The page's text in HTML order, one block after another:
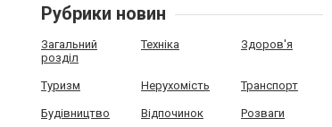
Рубрики новин
Загальний
розділ
Техніка Здоров'я
Туризм Нерухомість Транспорт
Будівництво Відпочинок Розваги